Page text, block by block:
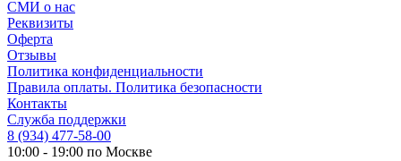
СМИ о нас
Реквизиты
Оферта
Отзывы
Политика конфиденциальности
Правила оплаты. Политика безопасности
Контакты
Служба поддержки
8 (934) 477-58-00
10:00 - 19:00 по Москве